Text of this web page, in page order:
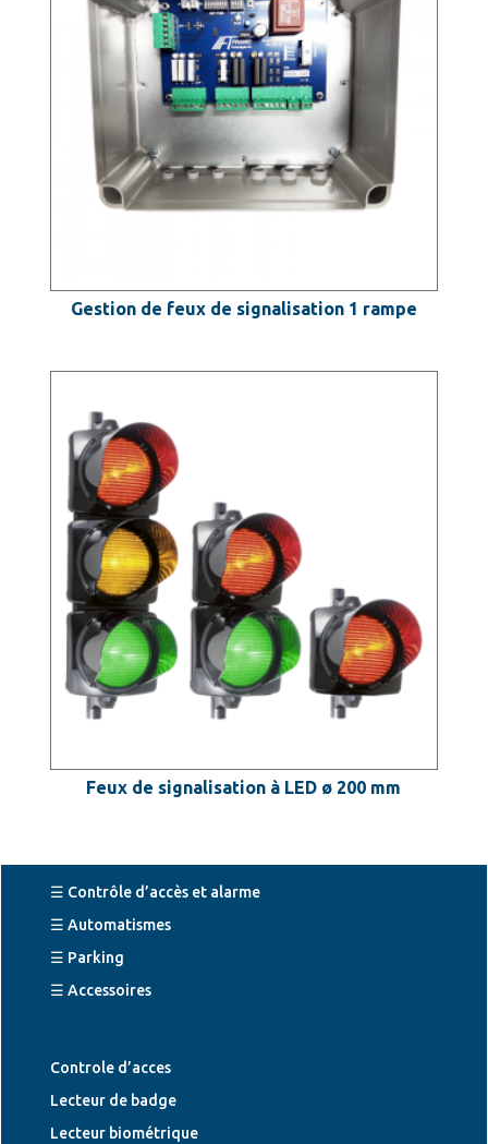
Gestion de feux de signalisation 1 rampe
Feux de signalisation à LED ø 200 mm
☰ Contrôle d’accès et alarme
☰ Automatismes
☰ Parking
☰ Accessoires
Controle d’acces
Lecteur de badge
Lecteur biométrique